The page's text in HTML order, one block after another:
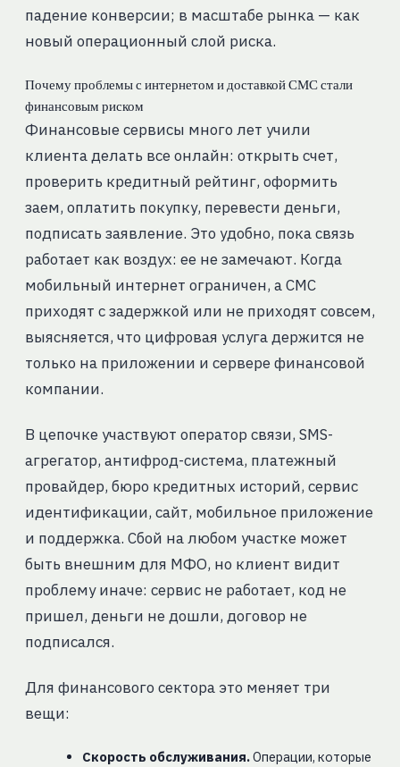
падение конверсии; в масштабе рынка — как
новый операционный слой риска.
Почему проблемы с интернетом и доставкой СМС стали
финансовым риском
Финансовые сервисы много лет учили
клиента делать все онлайн: открыть счет,
проверить кредитный рейтинг, оформить
заем, оплатить покупку, перевести деньги,
подписать заявление. Это удобно, пока связь
работает как воздух: ее не замечают. Когда
мобильный интернет ограничен, а СМС
приходят с задержкой или не приходят совсем,
выясняется, что цифровая услуга держится не
только на приложении и сервере финансовой
компании.
В цепочке участвуют оператор связи, SMS-
агрегатор, антифрод-система, платежный
провайдер, бюро кредитных историй, сервис
идентификации, сайт, мобильное приложение
и поддержка. Сбой на любом участке может
быть внешним для МФО, но клиент видит
проблему иначе: сервис не работает, код не
пришел, деньги не дошли, договор не
подписался.
Для финансового сектора это меняет три
вещи:
Скорость обслуживания.Операции, которые